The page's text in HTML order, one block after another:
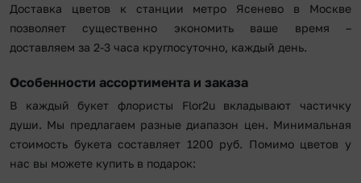
Доставка цветов к станции метро Ясенево в Москве
позволяет существенно экономить ваше время –
доставляем за 2-3 часа круглосуточно, каждый день.
Особенности ассортимента и заказа
В каждый букет флористы Flor2u вкладывают частичку
души. Мы предлагаем разные диапазон цен. Минимальная
стоимость букета составляет 1200 руб. Помимо цветов у
нас вы можете купить в подарок: